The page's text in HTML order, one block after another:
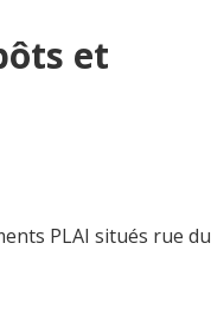
et
PLAI situés rue du